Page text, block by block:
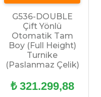
G536-DOUBLE
Çift Yönlü
Otomatik Tam
Boy (Full Height)
Turnike
(Paslanmaz Çelik)
₺ 321.299,88